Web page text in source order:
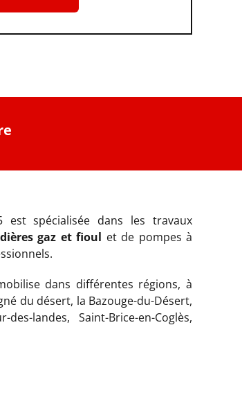
est spécialisée dans les travaux
gaz et fioul et de pompes à
dans différentes régions, à
du désert, la Bazouge-du-Désert,
landes, Saint-Brice-en-Coglès,